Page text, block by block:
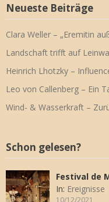
Neueste Beiträge
Clara Weller – „Eremitin
Landschaft trifft auf
Heinrich Lhotzky –
Leo von Callenberg – Ein
Wind- & Wasserkraft –
Schon gelesen?
Festival de
In: Ereignisse
10/12/2021